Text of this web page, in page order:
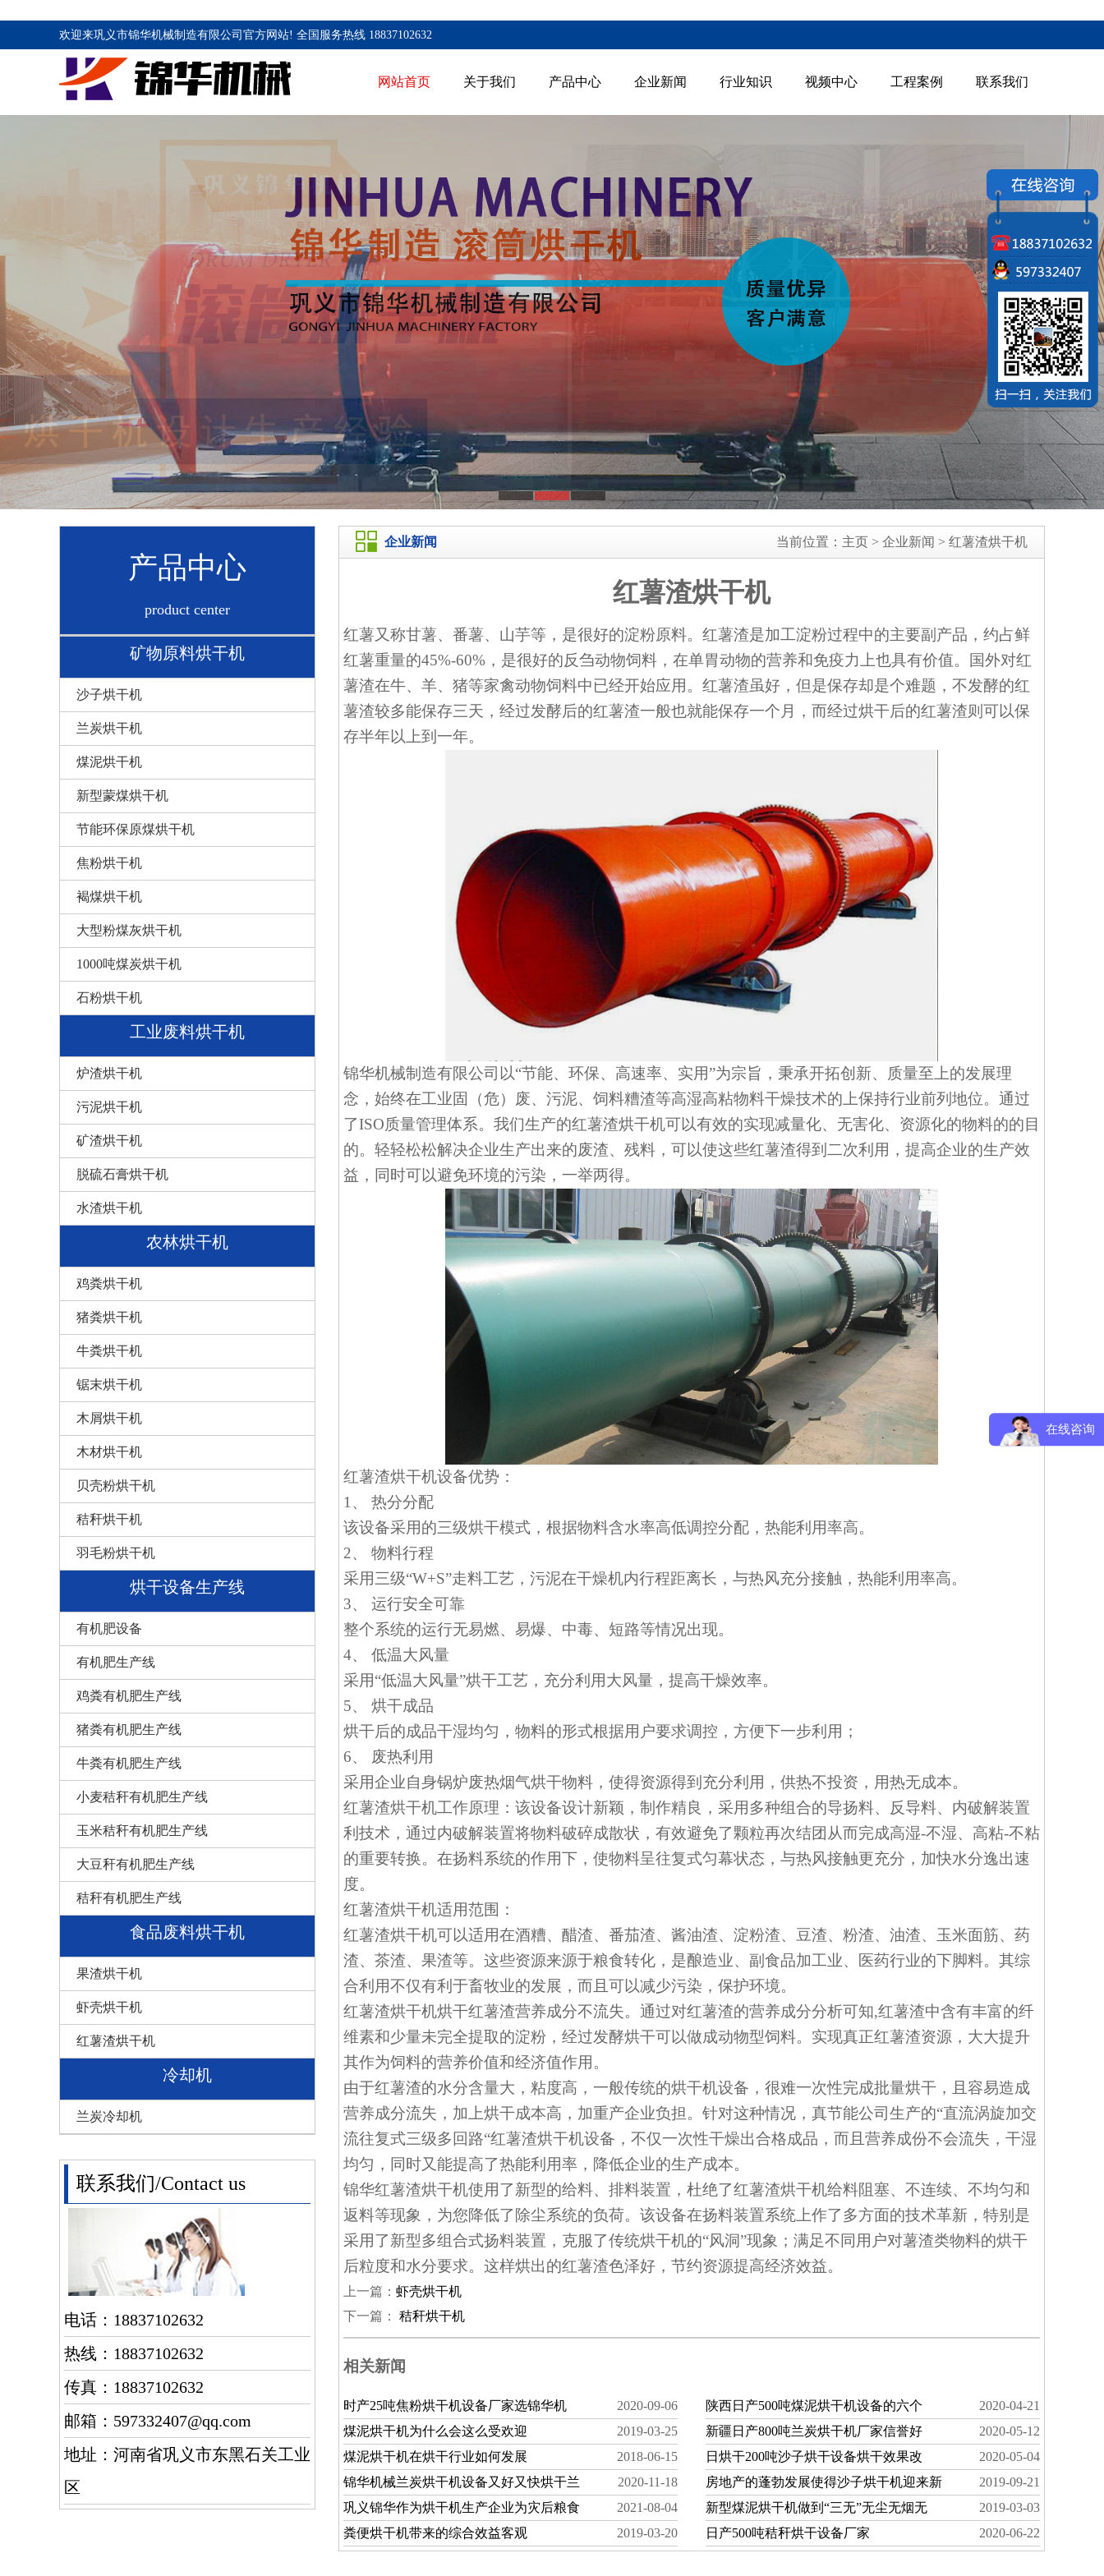
欢迎来巩义市锦华机械制造有限公司官方网站! 全国服务热线 18837102632
网站首页 关于我们 产品中心 企业新闻 行业知识 视频中心 工程案例 联系我们
产品中心
product center
矿物原料烘干机
沙子烘干机
兰炭烘干机
煤泥烘干机
新型蒙煤烘干机
节能环保原煤烘干机
焦粉烘干机
褐煤烘干机
大型粉煤灰烘干机
1000吨煤炭烘干机
石粉烘干机
工业废料烘干机
炉渣烘干机
污泥烘干机
矿渣烘干机
脱硫石膏烘干机
水渣烘干机
农林烘干机
鸡粪烘干机
猪粪烘干机
牛粪烘干机
锯末烘干机
木屑烘干机
木材烘干机
贝壳粉烘干机
秸秆烘干机
羽毛粉烘干机
烘干设备生产线
有机肥设备
有机肥生产线
鸡粪有机肥生产线
猪粪有机肥生产线
牛粪有机肥生产线
小麦秸秆有机肥生产线
玉米秸秆有机肥生产线
大豆秆有机肥生产线
秸秆有机肥生产线
食品废料烘干机
果渣烘干机
虾壳烘干机
红薯渣烘干机
冷却机
兰炭冷却机
联系我们/Contact us
电话：18837102632
热线：18837102632
传真：18837102632
邮箱：597332407@qq.com
地址：河南省巩义市东黑石关工业
区
企业新闻 当前位置： 主页 > 企业新闻 > 红薯渣烘干机
红薯渣烘干机
红薯又称甘薯、番薯、山芋等，是很好的淀粉原料。红薯渣是加工淀粉过程中的主要副产品，约占鲜
红薯重量的45%-60%，是很好的反刍动物饲料，在单胃动物的营养和免疫力上也具有价值。国外对红
薯渣在牛、羊、猪等家禽动物饲料中已经开始应用。红薯渣虽好，但是保存却是个难题，不发酵的红
薯渣较多能保存三天，经过发酵后的红薯渣一般也就能保存一个月，而经过烘干后的红薯渣则可以保
存半年以上到一年。
锦华机械制造有限公司以“节能、环保、高速率、实用”为宗旨，秉承开拓创新、质量至上的发展理
念，始终在工业固（危）废、污泥、饲料糟渣等高湿高粘物料干燥技术的上保持行业前列地位。通过
了ISO质量管理体系。我们生产的红薯渣烘干机可以有效的实现减量化、无害化、资源化的物料的的目
的。轻轻松松解决企业生产出来的废渣、残料，可以使这些红薯渣得到二次利用，提高企业的生产效
益，同时可以避免环境的污染，一举两得。
红薯渣烘干机设备优势：
1、 热分分配
该设备采用的三级烘干模式，根据物料含水率高低调控分配，热能利用率高。
2、 物料行程
采用三级“W+S”走料工艺，污泥在干燥机内行程距离长，与热风充分接触，热能利用率高。
3、 运行安全可靠
整个系统的运行无易燃、易爆、中毒、短路等情况出现。
4、 低温大风量
采用“低温大风量”烘干工艺，充分利用大风量，提高干燥效率。
5、 烘干成品
烘干后的成品干湿均匀，物料的形式根据用户要求调控，方便下一步利用；
6、 废热利用
采用企业自身锅炉废热烟气烘干物料，使得资源得到充分利用，供热不投资，用热无成本。
红薯渣烘干机工作原理：该设备设计新颖，制作精良，采用多种组合的导扬料、反导料、内破解装置
利技术，通过内破解装置将物料破碎成散状，有效避免了颗粒再次结团从而完成高湿-不湿、高粘-不粘
的重要转换。在扬料系统的作用下，使物料呈往复式匀幕状态，与热风接触更充分，加快水分逸出速
度。
红薯渣烘干机适用范围：
红薯渣烘干机可以适用在酒糟、醋渣、番茄渣、酱油渣、淀粉渣、豆渣、粉渣、油渣、玉米面筋、药
渣、茶渣、果渣等。这些资源来源于粮食转化，是酿造业、副食品加工业、医药行业的下脚料。其综
合利用不仅有利于畜牧业的发展，而且可以减少污染，保护环境。
红薯渣烘干机烘干红薯渣营养成分不流失。通过对红薯渣的营养成分分析可知,红薯渣中含有丰富的纤
维素和少量未完全提取的淀粉，经过发酵烘干可以做成动物型饲料。实现真正红薯渣资源，大大提升
其作为饲料的营养价值和经济值作用。
由于红薯渣的水分含量大，粘度高，一般传统的烘干机设备，很难一次性完成批量烘干，且容易造成
营养成分流失，加上烘干成本高，加重产企业负担。针对这种情况，真节能公司生产的“直流涡旋加交
流往复式三级多回路“红薯渣烘干机设备，不仅一次性干燥出合格成品，而且营养成份不会流失，干湿
均匀，同时又能提高了热能利用率，降低企业的生产成本。
锦华红薯渣烘干机使用了新型的给料、排料装置，杜绝了红薯渣烘干机给料阻塞、不连续、不均匀和
返料等现象，为您降低了除尘系统的负荷。该设备在扬料装置系统上作了多方面的技术革新，特别是
采用了新型多组合式扬料装置，克服了传统烘干机的“风洞”现象；满足不同用户对薯渣类物料的烘干
后粒度和水分要求。这样烘出的红薯渣色泽好，节约资源提高经济效益。
上一篇： 虾壳烘干机
下一篇：
秸秆烘干机
相关新闻
时产25吨焦粉烘干机设备厂家选锦华机
2020-09-06
煤泥烘干机为什么会这么受欢迎
2019-03-25
煤泥烘干机在烘干行业如何发展
2018-06-15
锦华机械兰炭烘干机设备又好又快烘干兰
2020-11-18
巩义锦华作为烘干机生产企业为灾后粮食
2021-08-04
粪便烘干机带来的综合效益客观
2019-03-20
陕西日产500吨煤泥烘干机设备的六个
2020-04-21
新疆日产800吨兰炭烘干机厂家信誉好
2020-05-12
日烘干200吨沙子烘干设备烘干效果改
2020-05-04
房地产的蓬勃发展使得沙子烘干机迎来新
2019-09-21
新型煤泥烘干机做到“三无”无尘无烟无
2019-03-03
日产500吨秸秆烘干设备厂家
2020-06-22
在线咨询